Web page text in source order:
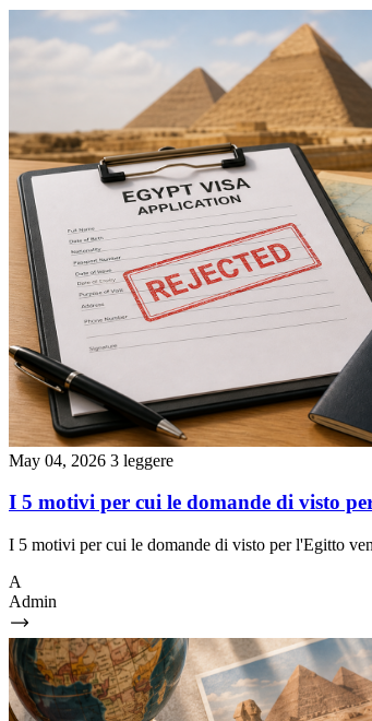
May 04, 2026 3 leggere
I 5 motivi per cui le domande di visto
I 5 motivi per cui le domande di visto per l'Egitto
A
Admin